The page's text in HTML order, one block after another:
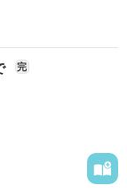
てきた。
すことなく
――。
かった梅田美
人美青年と出会
美青年と再会。
らず、一族を離
だと評判な社長
美桜は、猫の世
完